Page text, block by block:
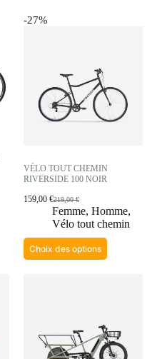
-27%
VÉLO TOUT CHEMIN
RIVERSIDE 100 NOIR
219,00€
159,00 €
Femme, Homme,
Vélo tout chemin
Choix des options